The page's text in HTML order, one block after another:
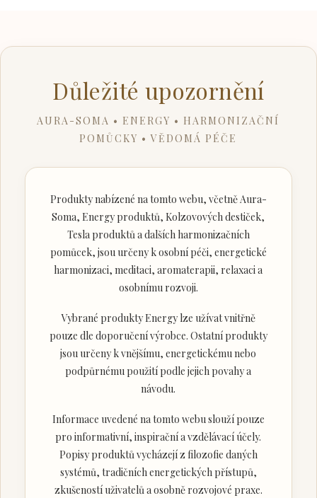
Důležité upozornění
AURA-SOMA • ENERGY • HARMONIZAČNÍ
POMŮCKY • VĚDOMÁ PÉČE
Produkty nabízené na tomto webu, včetně Aura-
Soma, Energy produktů, Kolzovových destiček,
Tesla produktů a dalších harmonizačních
pomůcek, jsou určeny k osobní péči, energetické
harmonizaci, meditaci, aromaterapii, relaxaci a
osobnímu rozvoji.
Vybrané produkty Energy lze užívat vnitřně
pouze dle doporučení výrobce. Ostatní produkty
jsou určeny k vnějšímu, energetickému nebo
podpůrnému použití podle jejich povahy a
návodu.
Informace uvedené na tomto webu slouží pouze
pro informativní, inspirační a vzdělávací účely.
Popisy produktů vycházejí z filozofie daných
systémů, tradičních energetických přístupů,
zkušeností uživatelů a osobně rozvojové praxe.